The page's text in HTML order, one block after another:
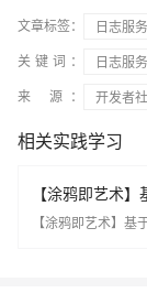
文章标签： 日志服务
关键词：
日志服
来 源：
开发者
相关实践学习
【涂鸦即艺术
【涂鸦即艺术】